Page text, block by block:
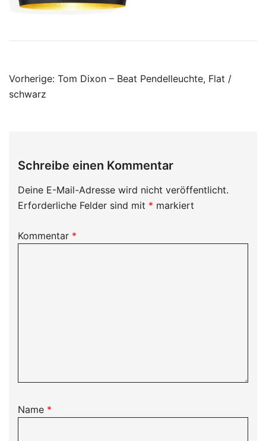
Beitragsnavigation
Vorherige: Tom Dixon – Beat Pendelleuchte, Flat /
schwarz
Schreibe einen Kommentar
Deine E-Mail-Adresse wird nicht veröffentlicht.
Erforderliche Felder sind mit * markiert
Kommentar *
Name *